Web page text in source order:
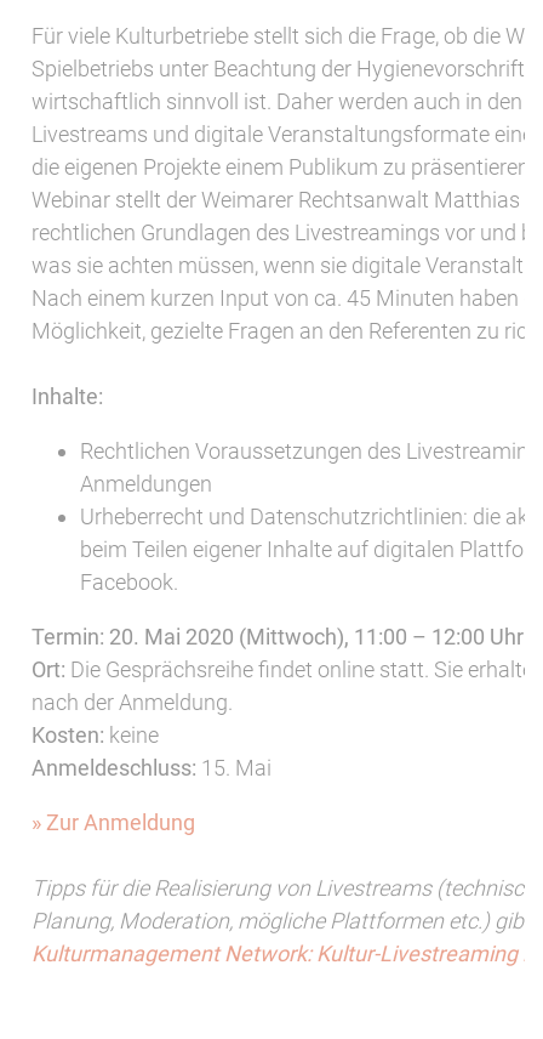
Für viele Kulturbetriebe stellt sich die Frage, ob die
Spielbetriebs unter Beachtung der Hygienevorschrift
wirtschaftlich sinnvoll ist. Daher werden auch in den
Livestreams und digitale Veranstaltungsformate eine
die eigenen Projekte einem Publikum zu präsentieren.
Webinar stellt der Weimarer Rechtsanwalt Matthias
rechtlichen Grundlagen des Livestreamings vor und
was sie achten müssen, wenn sie digitale
Nach einem kurzen Input von ca. 45 Minuten haben
Möglichkeit, gezielte Fragen an den Referenten zu
Inhalte:
Rechtlichen Voraussetzungen des
Anmeldungen
Urheberrecht und Datenschutzrichtlinien: die
beim Teilen eigener Inhalte auf digitalen
Facebook.
Termin: 20. Mai 2020 (Mittwoch), 11:00 – 12:00 Uhr
Ort: Die Gesprächsreihe findet online statt. Sie
nach der Anmeldung.
Kosten: keine
Anmeldeschluss: 15. Mai
» Zur Anmeldung
Tipps für die Realisierung von Livestreams
Planung, Moderation, mögliche Plattformen etc.)
Kulturmanagement Network: Kultur-Livestreaming